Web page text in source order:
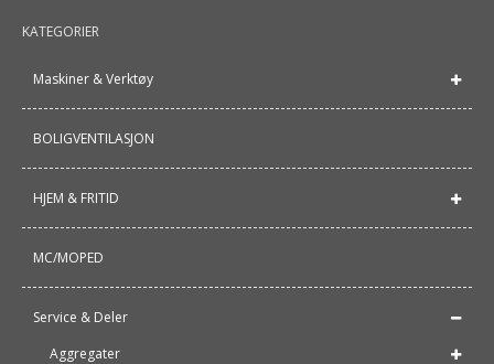
KATEGORIER
Maskiner & Verktøy
BOLIGVENTILASJON
HJEM & FRITID
MC/MOPED
Service & Deler
Aggregater